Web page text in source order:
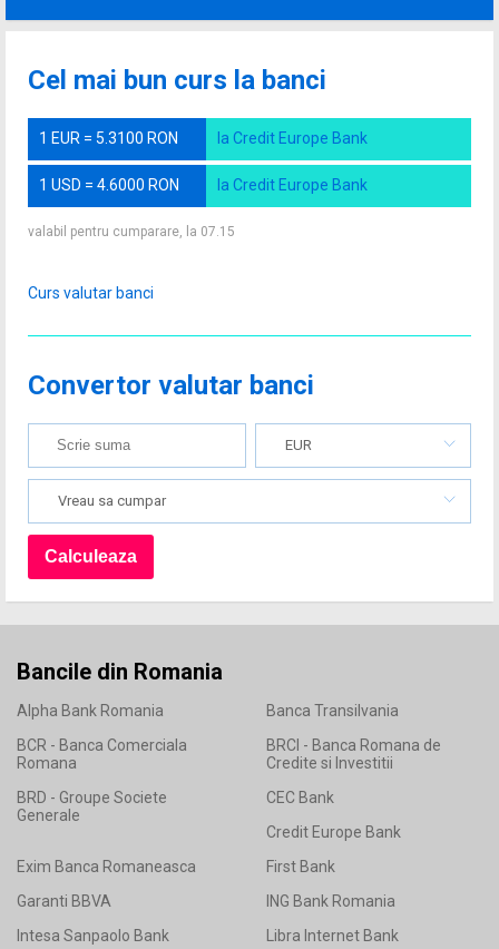
Cel mai bun curs la banci
1 EUR = 5.3100 RON la Credit Europe Bank
1 USD = 4.6000 RON la Credit Europe Bank
valabil pentru cumparare, la 07.15
Curs valutar banci
Convertor valutar banci
EUR
Vreau sa cumpar
Bancile din Romania
Alpha Bank Romania
Banca Transilvania
BCR - Banca Comerciala
Romana
BRCI - Banca Romana de
Credite si Investitii
BRD - Groupe Societe
Generale
CEC Bank
Credit Europe Bank
Exim Banca Romaneasca
First Bank
Garanti BBVA
ING Bank Romania
Intesa Sanpaolo Bank
Libra Internet Bank